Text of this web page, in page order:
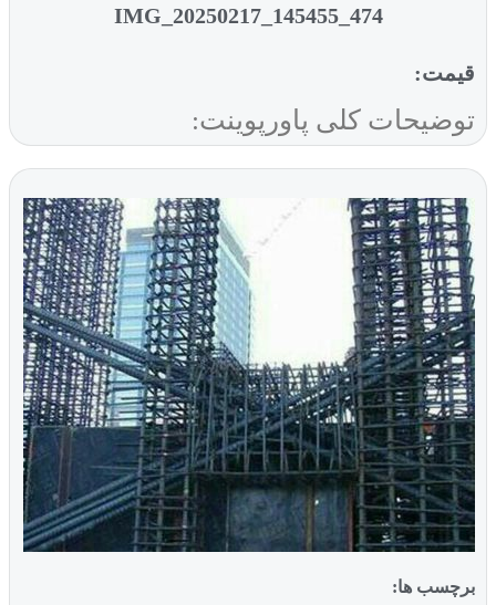
IMG_20250217_145455_474
قیمت:
توضیحات کلی پاورپوینت:
برچسب ها: